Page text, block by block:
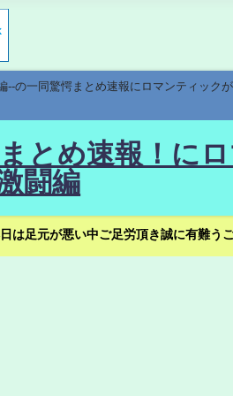
の一同驚愕まとめ速報にロマンティック
とめ速報！に
闘編
足元が悪い中ご足労頂き誠に有難うご